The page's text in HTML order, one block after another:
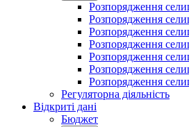
Розпорядження
Розпорядження
Розпорядження
Розпорядження
Розпорядження
Розпорядження
Розпорядження
Регуляторна діяльність
Відкриті дані
Бюджет